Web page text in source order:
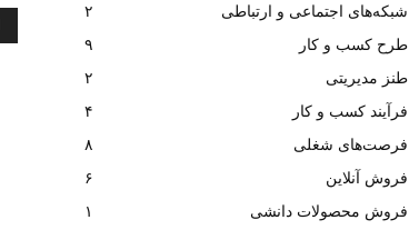
شبکه‌های اجتماعی و ارتباطی
۲
طرح کسب و کار
۹
طنز مدیریتی
۲
فرآیند کسب و کار
۴
فرصت‌های شغلی
۸
فروش آنلاین
۶
فروش محصولات دانشی
۱